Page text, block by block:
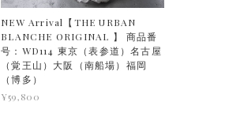
NEW Arrival【THE URBAN
BLANCHE ORIGINAL 】 商品番
号：WD114 東京（表参道）名古屋
（覚王山）大阪（南船場）福岡
（博多）
¥59,800